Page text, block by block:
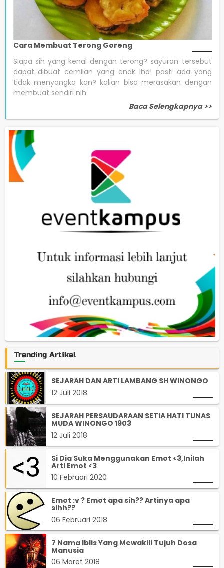
Cara Membuat Terong Goreng
Siapa sih yang kenal dengan terong? sayuran tersebut
dapat dibuat cemilan yang enak lho! pasti ada yang
tidak menyangka kan? kalian bisa merasakan dengan
membuat sendiri nih.
Baca Selengkapnya >>
Trending Artikel
SEJARAH DAN ARTI LAMBANG SH WINONGO
12 Juli 2018
SEJARAH PERSAUDARAAN SETIA HATI TUNAS
MUDA WINONGO 1903
12 Juli 2018
Si Dia Suka Menggunakan Emot <3,Inilah
Arti Emot <3
10 Februari 2020
Emot :v ? Emot apa sih?? Artinya apa
sihh??
06 Februari 2018
7 Nama Iblis Yang Mewakili Tujuh Dosa
Manusia
06 Maret 2018